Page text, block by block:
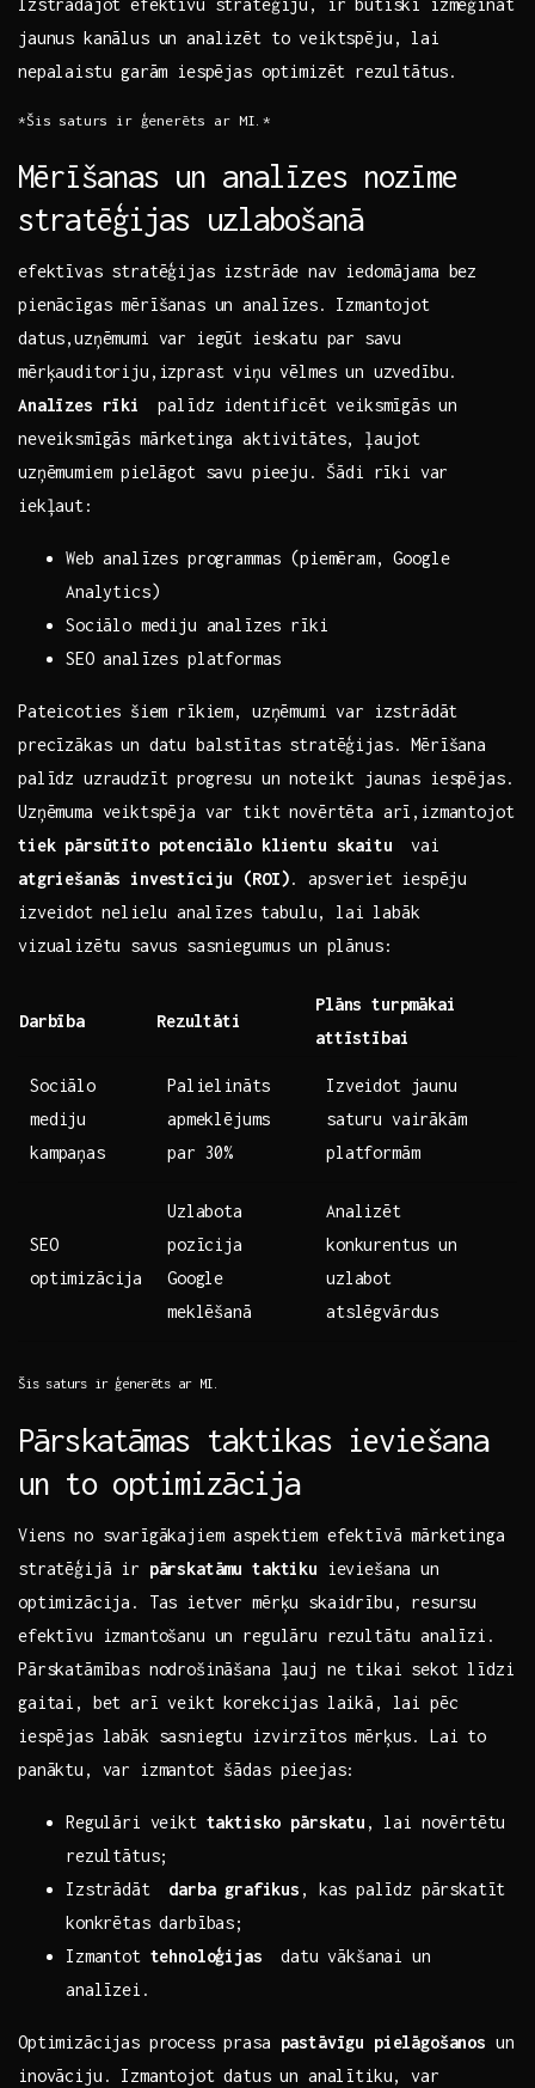
Izstrādājot efektīvu​ stratēģiju,‍ ir būtiski izmēģināt
jaunus kanālus un analizēt to veiktspēju, lai
nepalaistu⁣ garām iespējas optimizēt ⁣rezultātus.
*Šis ‌saturs ir ģenerēts ‌ar MI.*
Mērīšanas​ un analīzes nozīme
stratēģijas uzlabošanā
efektīvas stratēģijas izstrāde nav‌ iedomājama‍ bez
‌pienācīgas mērīšanas un analīzes.⁢ Izmantojot
datus,uzņēmumi var iegūt ⁣ieskatu par⁤ savu
mērķauditoriju,izprast viņu⁣ vēlmes un uzvedību.
Analīzes rīki
⁣ palīdz identificēt veiksmīgās ⁤un
neveiksmīgās​ mārketinga aktivitātes, ‌ļaujot
uzņēmumiem ⁢pielāgot savu pieeju.⁤ Šādi rīki var
iekļaut:
Web analīzes‌ programmas‍ (piemēram, Google
Analytics)
Sociālo mediju analīzes rīki
SEO analīzes​ platformas
Pateicoties ⁢šiem ‌rīkiem, uzņēmumi var izstrādāt
precīzākas un datu balstītas stratēģijas. Mērīšana
palīdz uzraudzīt‌ progresu un noteikt jaunas iespējas.
Uzņēmuma‌ veiktspēja var tikt novērtēta arī,izmantojot
tiek pārsūtīto potenciālo klientu skaitu ⁢ vai
atgriešanās investīciju (ROI). ⁤apsveriet ‌iespēju‌
izveidot⁢ nelielu ⁢analīzes ⁢tabulu, lai labāk
vizualizētu savus​ sasniegumus ⁣un plānus:
Darbība Rezultāti
Plāns ‌turpmākai
attīstībai
Sociālo
mediju
kampaņas
Palielināts
apmeklējums
⁢par 30%
Izveidot jaunu
saturu vairākām
platformām
SEO⁣
optimizācija
Uzlabota ​
pozīcija
Google
meklēšanā
Analizēt
konkurentus ‌un
uzlabot ​
atslēgvārdus
Šis ⁣saturs⁢ ir ģenerēts ar MI.
Pārskatāmas taktikas ieviešana
un ​to optimizācija
Viens no svarīgākajiem‌ aspektiem efektīvā mārketinga
stratēģijā ir pārskatāmu‌ taktiku ieviešana un
optimizācija. Tas ietver mērķu skaidrību, resursu
efektīvu izmantošanu un regulāru rezultātu analīzi.
Pārskatāmības nodrošināšana ļauj ne ‌tikai sekot‌ līdzi
gaitai, ‍bet arī veikt korekcijas laikā, lai pēc
iespējas labāk sasniegtu izvirzītos mērķus. Lai ​to
panāktu, var​ izmantot šādas​ pieejas: ‍ ‍
Regulāri veikt taktisko pārskatu , ⁣lai novērtētu
rezultātus;
Izstrādāt ​ darba grafikus , kas⁢ palīdz pārskatīt
konkrētas darbības;
Izmantot tehnoloģijas ⁤ datu vākšanai un
analīzei.
Optimizācijas‌ process prasa pastāvīgu​ pielāgošanos un
inovāciju. ‍Izmantojot ⁣datus un analītiku, var